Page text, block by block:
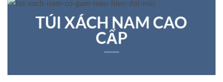
TÚI XÁCH NAM CAO
CẤP